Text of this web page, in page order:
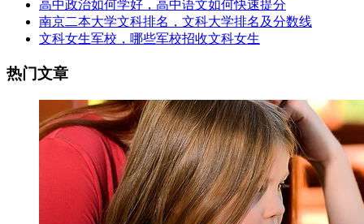
高中政治如何学好，高中语文如何快速提分
南京二本大学文科排名，文科大学排名及分数线
文科女生军校，哪些军校招收文科女生
热门文章